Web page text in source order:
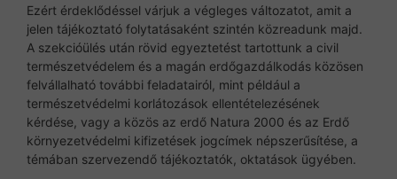
Ezért érdeklődéssel várjuk a végleges változatot, amit a
jelen tájékoztató folytatásaként szintén közreadunk majd.
A szekcióülés után rövid egyeztetést tartottunk a civil
természetvédelem és a magán erdőgazdálkodás közösen
felvállalható további feladatairól, mint például a
természetvédelmi korlátozások ellentételezésének
kérdése, vagy a közös az erdő Natura 2000 és az Erdő
környezetvédelmi kifizetések jogcímek népszerűsítése, a
témában szervezendő tájékoztatók, oktatások ügyében.